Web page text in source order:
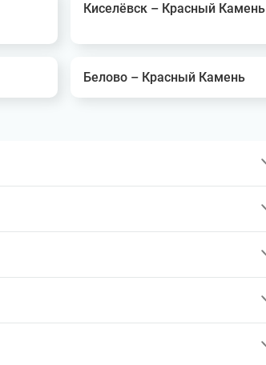
Киселёвск – Красный Камень
Белово – Красный Камень